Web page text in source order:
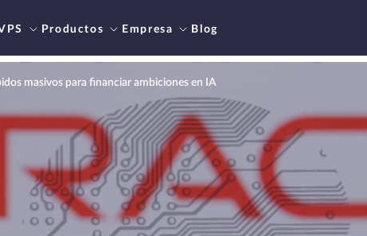
Productos Empresa Blog
masivos para financiar ambiciones en IA